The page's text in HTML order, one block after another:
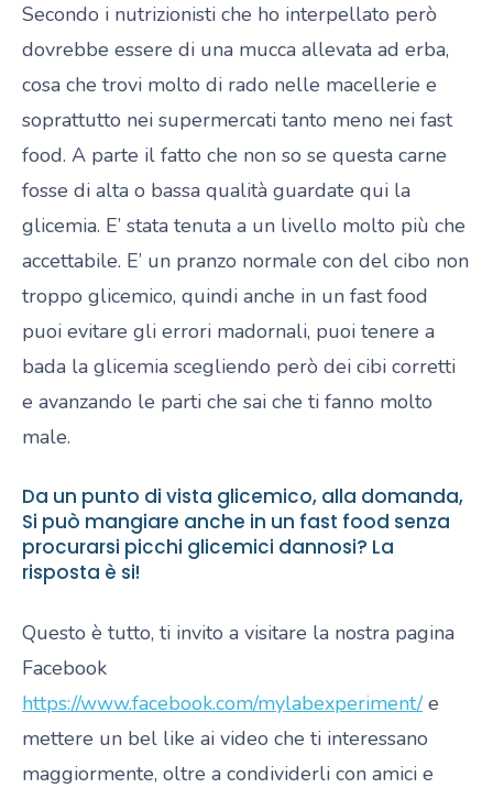
Secondo i nutrizionisti che ho interpellato però
dovrebbe essere di una mucca allevata ad erba,
cosa che trovi molto di rado nelle macellerie e
soprattutto nei supermercati tanto meno nei fast
food. A parte il fatto che non so se questa carne
fosse di alta o bassa qualità guardate qui la
glicemia. E’ stata tenuta a un livello molto più che
accettabile. E’ un pranzo normale con del cibo non
troppo glicemico, quindi anche in un fast food
puoi evitare gli errori madornali, puoi tenere a
bada la glicemia scegliendo però dei cibi corretti
e avanzando le parti che sai che ti fanno molto
male.
Da un punto di vista glicemico, alla domanda,
Si può mangiare anche in un fast food senza
procurarsi picchi glicemici dannosi? La
risposta è si!
Questo è tutto, ti invito a visitare la nostra pagina
Facebook
https://www.facebook.com/mylabexperiment/e
mettere un bel like ai video che ti interessano
maggiormente, oltre a condividerli con amici e